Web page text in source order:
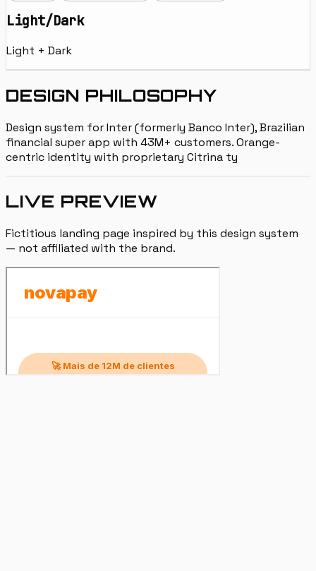
Light/Dark
Light + Dark
DESIGN PHILOSOPHY
Design system for Inter (formerly Banco Inter), Brazilian
financial super app with 43M+ customers. Orange-
centric identity with proprietary Citrina ty
LIVE PREVIEW
Fictitious landing page inspired by this design system
— not affiliated with the brand.